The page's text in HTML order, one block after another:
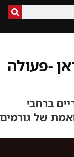
-פעולה
ברחבי
של גורמים